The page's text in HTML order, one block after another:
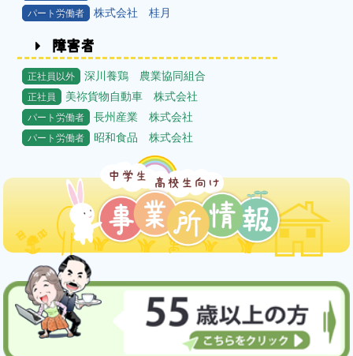
パート労働者 株式会社 桂月
障害者
正社員以外 深川養鶏 農業協同組合
正社員 美祢貨物自動車 株式会社
パート労働者 長州産業 株式会社
パート労働者 昭和食品 株式会社